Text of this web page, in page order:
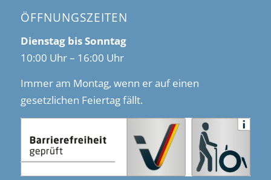
ÖFFNUNGSZEITEN
Dienstag bis Sonntag
10:00 Uhr – 16:00 Uhr
Immer am Montag, wenn er auf einen
gesetzlichen Feiertag fällt.